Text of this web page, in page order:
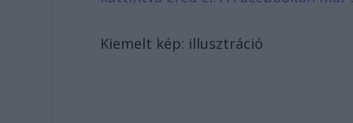
Kiemelt kép: illusztráció